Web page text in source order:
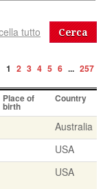
Cerca
1 2 3 4 5 6 ... 257
Place of
birth
Country
Australia
USA
USA